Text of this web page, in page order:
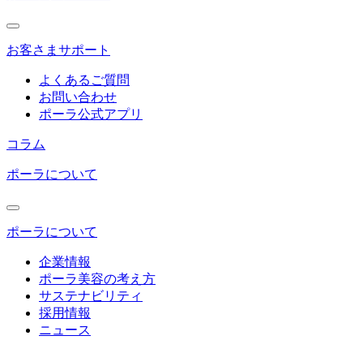
お客さまサポート
よくあるご質問
お問い合わせ
ポーラ公式アプリ
コラム
ポーラについて
ポーラについて
企業情報
ポーラ美容の考え方
サステナビリティ
採用情報
ニュース